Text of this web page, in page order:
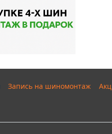
Запись на шиномонтаж